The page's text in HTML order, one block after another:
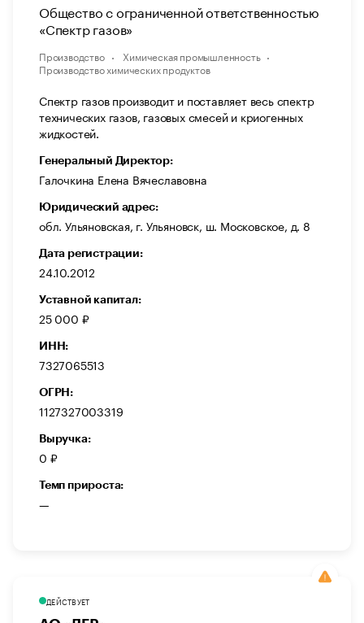
Общество с ограниченной ответственностью
«Спектр газов»
Производство
Химическая промышленность
Производство химических продуктов
Спектр газов производит и поставляет весь спектр
технических газов, газовых смесей и криогенных
жидкостей.
Генеральный Директор:
Галочкина Елена Вячеславовна
Юридический адрес:
обл. Ульяновская, г. Ульяновск, ш. Московское, д. 8
Дата регистрации:
24.10.2012
Уставной капитал:
25 000 ₽
ИНН:
7327065513
ОГРН:
1127327003319
Выручка:
0 ₽
Темп прироста:
—
ДЕЙСТВУЕТ